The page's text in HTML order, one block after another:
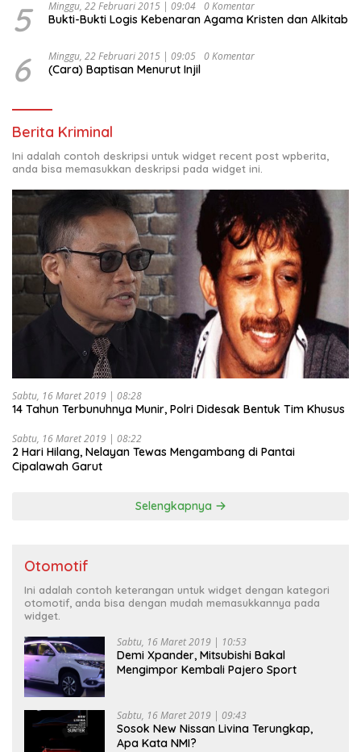
5 Minggu, 22 Februari 2015 | 09:04 0 Komentar
Bukti-Bukti Logis Kebenaran Agama Kristen dan Alkitab
6 Minggu, 22 Februari 2015 | 09:05 0 Komentar
(Cara) Baptisan Menurut Injil
Berita Kriminal
Ini adalah contoh deskripsi untuk widget recent post wpberita,
anda bisa memasukkan deskripsi pada widget ini.
Sabtu, 16 Maret 2019 | 08:28
14 Tahun Terbunuhnya Munir, Polri Didesak Bentuk Tim Khusus
Sabtu, 16 Maret 2019 | 08:22
2 Hari Hilang, Nelayan Tewas Mengambang di Pantai
Cipalawah Garut
Selengkapnya
Otomotif
Ini adalah contoh keterangan untuk widget dengan kategori
otomotif, anda bisa dengan mudah memasukkannya pada
widget.
Sabtu, 16 Maret 2019 | 10:53
Demi Xpander, Mitsubishi Bakal
Mengimpor Kembali Pajero Sport
Sabtu, 16 Maret 2019 | 09:43
Sosok New Nissan Livina Terungkap,
Apa Kata NMI?